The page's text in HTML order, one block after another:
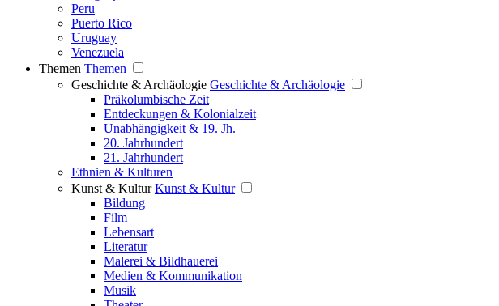
Peru
Puerto Rico
Uruguay
Venezuela
Themen Themen
Geschichte & Archäologie Geschichte & Archäologie
Präkolumbische Zeit
Entdeckungen & Kolonialzeit
Unabhängigkeit & 19. Jh.
20. Jahrhundert
21. Jahrhundert
Ethnien & Kulturen
Kunst & Kultur Kunst & Kultur
Bildung
Film
Lebensart
Literatur
Malerei & Bildhauerei
Medien & Kommunikation
Musik